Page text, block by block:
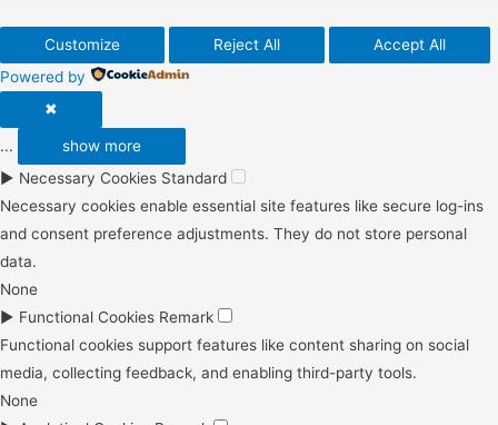
Customize Reject All
Accept All
Powered by
✖
...
show more
► Necessary Cookies Standard
Necessary cookies enable essential site features like secure log-ins
and consent preference adjustments. They do not store personal
data.
None
► Functional Cookies Remark
Functional cookies support features like content sharing on social
media, collecting feedback, and enabling third-party tools.
None